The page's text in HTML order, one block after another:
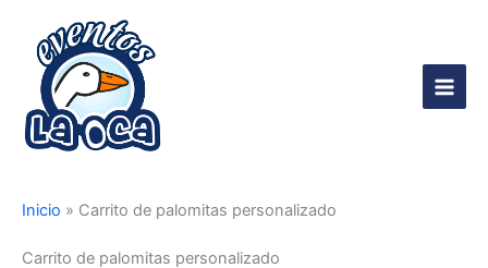
contenido
Main
Inicio » Carrito de palomitas personalizado
Carrito de palomitas personalizado